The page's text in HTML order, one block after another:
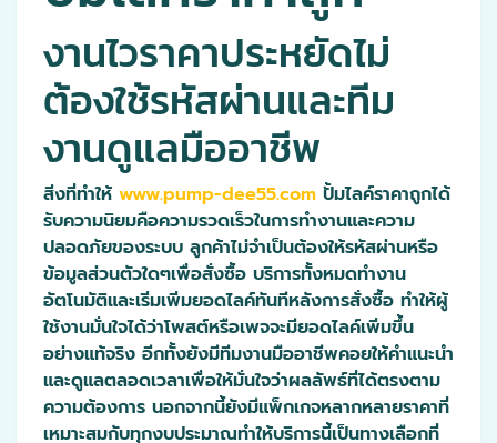
งานไวราคาประหยัดไม่
ต้องใช้รหัสผ่านและทีม
งานดูแลมืออาชีพ
สิ่งที่ทำให้ www.pump-dee55.com ปั้มไลค์ราคาถูกได้
รับความนิยมคือความรวดเร็วในการทำงานและความ
ปลอดภัยของระบบ ลูกค้าไม่จำเป็นต้องให้รหัสผ่านหรือ
ข้อมูลส่วนตัวใดๆเพื่อสั่งซื้อ บริการทั้งหมดทำงาน
อัตโนมัติและเริ่มเพิ่มยอดไลค์ทันทีหลังการสั่งซื้อ ทำให้ผู้
ใช้งานมั่นใจได้ว่าโพสต์หรือเพจจะมียอดไลค์เพิ่มขึ้น
อย่างแท้จริง อีกทั้งยังมีทีมงานมืออาชีพคอยให้คำแนะนำ
และดูแลตลอดเวลาเพื่อให้มั่นใจว่าผลลัพธ์ที่ได้ตรงตาม
ความต้องการ นอกจากนี้ยังมีแพ็กเกจหลากหลายราคาที่
เหมาะสมกับทุกงบประมาณทำให้บริการนี้เป็นทางเลือกที่